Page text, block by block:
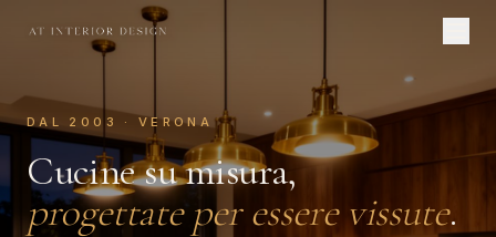
DAL 2003 · VERONA
Cucine su misura,
progettate per essere vissute.